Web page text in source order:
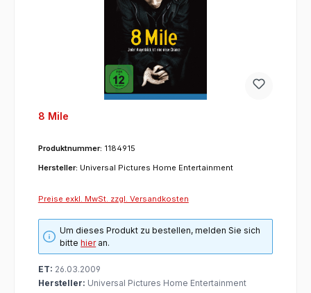
8 Mile
Produktnummer: 1184915
Hersteller: Universal Pictures Home Entertainment
Preise exkl. MwSt. zzgl. Versandkosten
Um dieses Produkt zu bestellen, melden Sie sich
bittehieran.
ET: 26.03.2009
Hersteller: Universal Pictures Home Entertainment